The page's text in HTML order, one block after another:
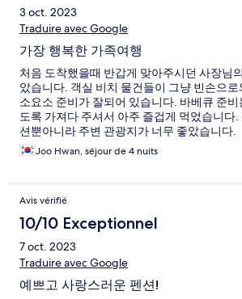
3 oct. 2023
Traduire avec Google
가장 행복한 가족여행
처음 도착했을때 반갑게 맞아주시던 사장님
았습니다. 객실 비치 물건들이 그냥 빈손으
소요소 준비가 잘되어 있습니다. 바베큐 준비
도록 가져다 주셔서 아주 즐겁게 먹었습니다.
션뿐아니라 주변 관광지가 너무 좋았습니다.
Joo Hwan, séjour de 4 nuits
Avis vérifié
10/10 Exceptionnel
7 oct. 2023
Traduire avec Google
예쁘고 사랑스러운 펜션!